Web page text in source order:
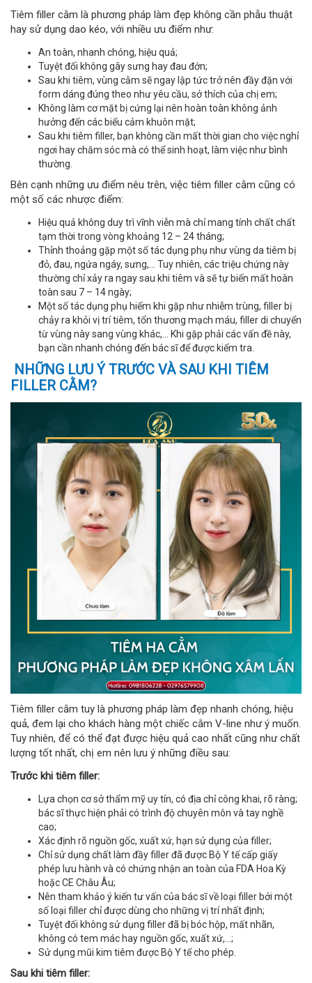
Tiêm filler cằm là phương pháp làm đẹp không cần phẫu thuật
hay sử dụng dao kéo, với nhiều ưu điểm như:
An toàn, nhanh chóng, hiệu quả;
Tuyệt đối không gây sưng hay đau đớn;
Sau khi tiêm, vùng cằm sẽ ngay lập tức trở nên đầy đặn với
form dáng đúng theo như yêu cầu, sở thích của chị em;
Không làm cơ mặt bị cứng lại nên hoàn toàn không ảnh
hưởng đến các biểu cảm khuôn mặt;
Sau khi tiêm filler, bạn không cần mất thời gian cho việc nghỉ
ngơi hay chăm sóc mà có thể sinh hoạt, làm việc như bình
thường.
Bên cạnh những ưu điểm nêu trên, việc tiêm filler cằm cũng có
một số các nhược điểm:
Hiệu quả không duy trì vĩnh viễn mà chỉ mang tính chất chất
tạm thời trong vòng khoảng 12 – 24 tháng;
Thỉnh thoảng gặp một số tác dụng phụ như vùng da tiêm bị
đỏ, đau, ngứa ngáy, sưng,… Tuy nhiên, các triệu chứng này
thường chỉ xảy ra ngay sau khi tiêm và sẽ tự biến mất hoàn
toàn sau 7 – 14 ngày;
Một số tác dụng phụ hiếm khi gặp như nhiễm trùng, filler bị
chảy ra khỏi vị trí tiêm, tổn thương mạch máu, filler di chuyển
từ vùng này sang vùng khác,… Khi gặp phải các vấn đề này,
bạn cần nhanh chóng đến bác sĩ để được kiểm tra.
NHỮNG LƯU Ý TRƯỚC VÀ SAU KHI TIÊM
FILLER CẰM?
Tiêm filler cằm tuy là phương pháp làm đẹp nhanh chóng, hiệu
quả, đem lại cho khách hàng một chiếc cằm V-line như ý muốn.
Tuy nhiên, để có thể đạt được hiệu quả cao nhất cũng như chất
lượng tốt nhất, chị em nên lưu ý những điều sau:
Trước khi tiêm filler:
Lựa chọn cơ sở thẩm mỹ uy tín, có địa chỉ công khai, rõ ràng;
bác sĩ thực hiện phải có trình độ chuyên môn và tay nghề
cao;
Xác định rõ nguồn gốc, xuất xứ, hạn sử dụng của filler;
Chỉ sử dụng chất làm đầy filler đã được Bộ Y tế cấp giấy
phép lưu hành và có chứng nhận an toàn của FDA Hoa Kỳ
hoặc CE Châu Âu;
Nên tham khảo ý kiến tư vấn của bác sĩ về loại filler bởi một
số loại filler chỉ được dùng cho những vị trí nhất định;
Tuyệt đối không sử dụng filler đã bị bóc hộp, mất nhãn,
không có tem mác hay nguồn gốc, xuất xứ,…;
Sử dụng mũi kim tiêm được Bộ Y tế cho phép.
Sau khi tiêm filler: